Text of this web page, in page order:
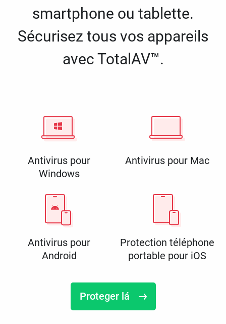
smartphone ou tablette.
Sécurisez tous vos appareils
avec TotalAV™.
Antivirus pour
Windows
Antivirus pour Mac
Antivirus pour
Android
Protection téléphone
portable pour iOS
Proteger lá